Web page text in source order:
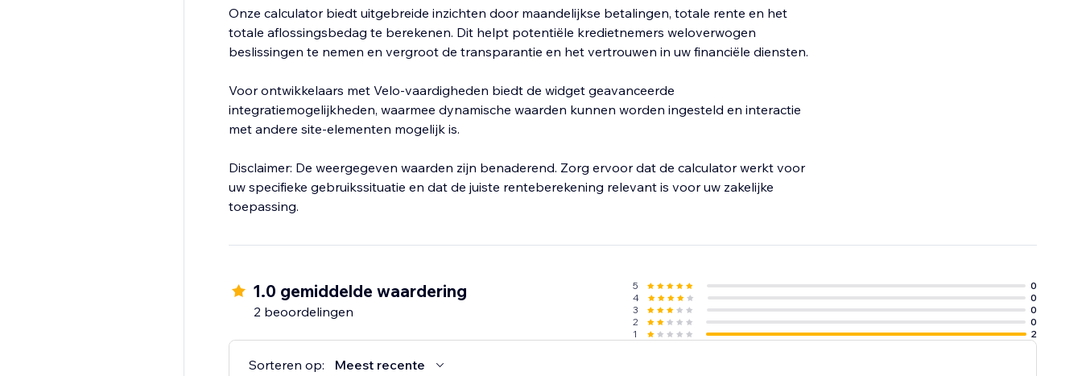
Onze calculator biedt uitgebreide inzichten door maandelijkse betalingen, totale rente en het
totale aflossingsbedag te berekenen. Dit helpt potentiële kredietnemers weloverwogen
beslissingen te nemen en vergroot de transparantie en het vertrouwen in uw financiële diensten.
Voor ontwikkelaars met Velo-vaardigheden biedt de widget geavanceerde
integratiemogelijkheden, waarmee dynamische waarden kunnen worden ingesteld en interactie
met andere site-elementen mogelijk is.
Disclaimer: De weergegeven waarden zijn benaderend. Zorg ervoor dat de calculator werkt voor
uw specifieke gebruikssituatie en dat de juiste renteberekening relevant is voor uw zakelijke
toepassing.
1.0 gemiddelde waardering
2 beoordelingen
5
0
4
0
3
0
2
0
1
2
Sorteren op: Meest recente